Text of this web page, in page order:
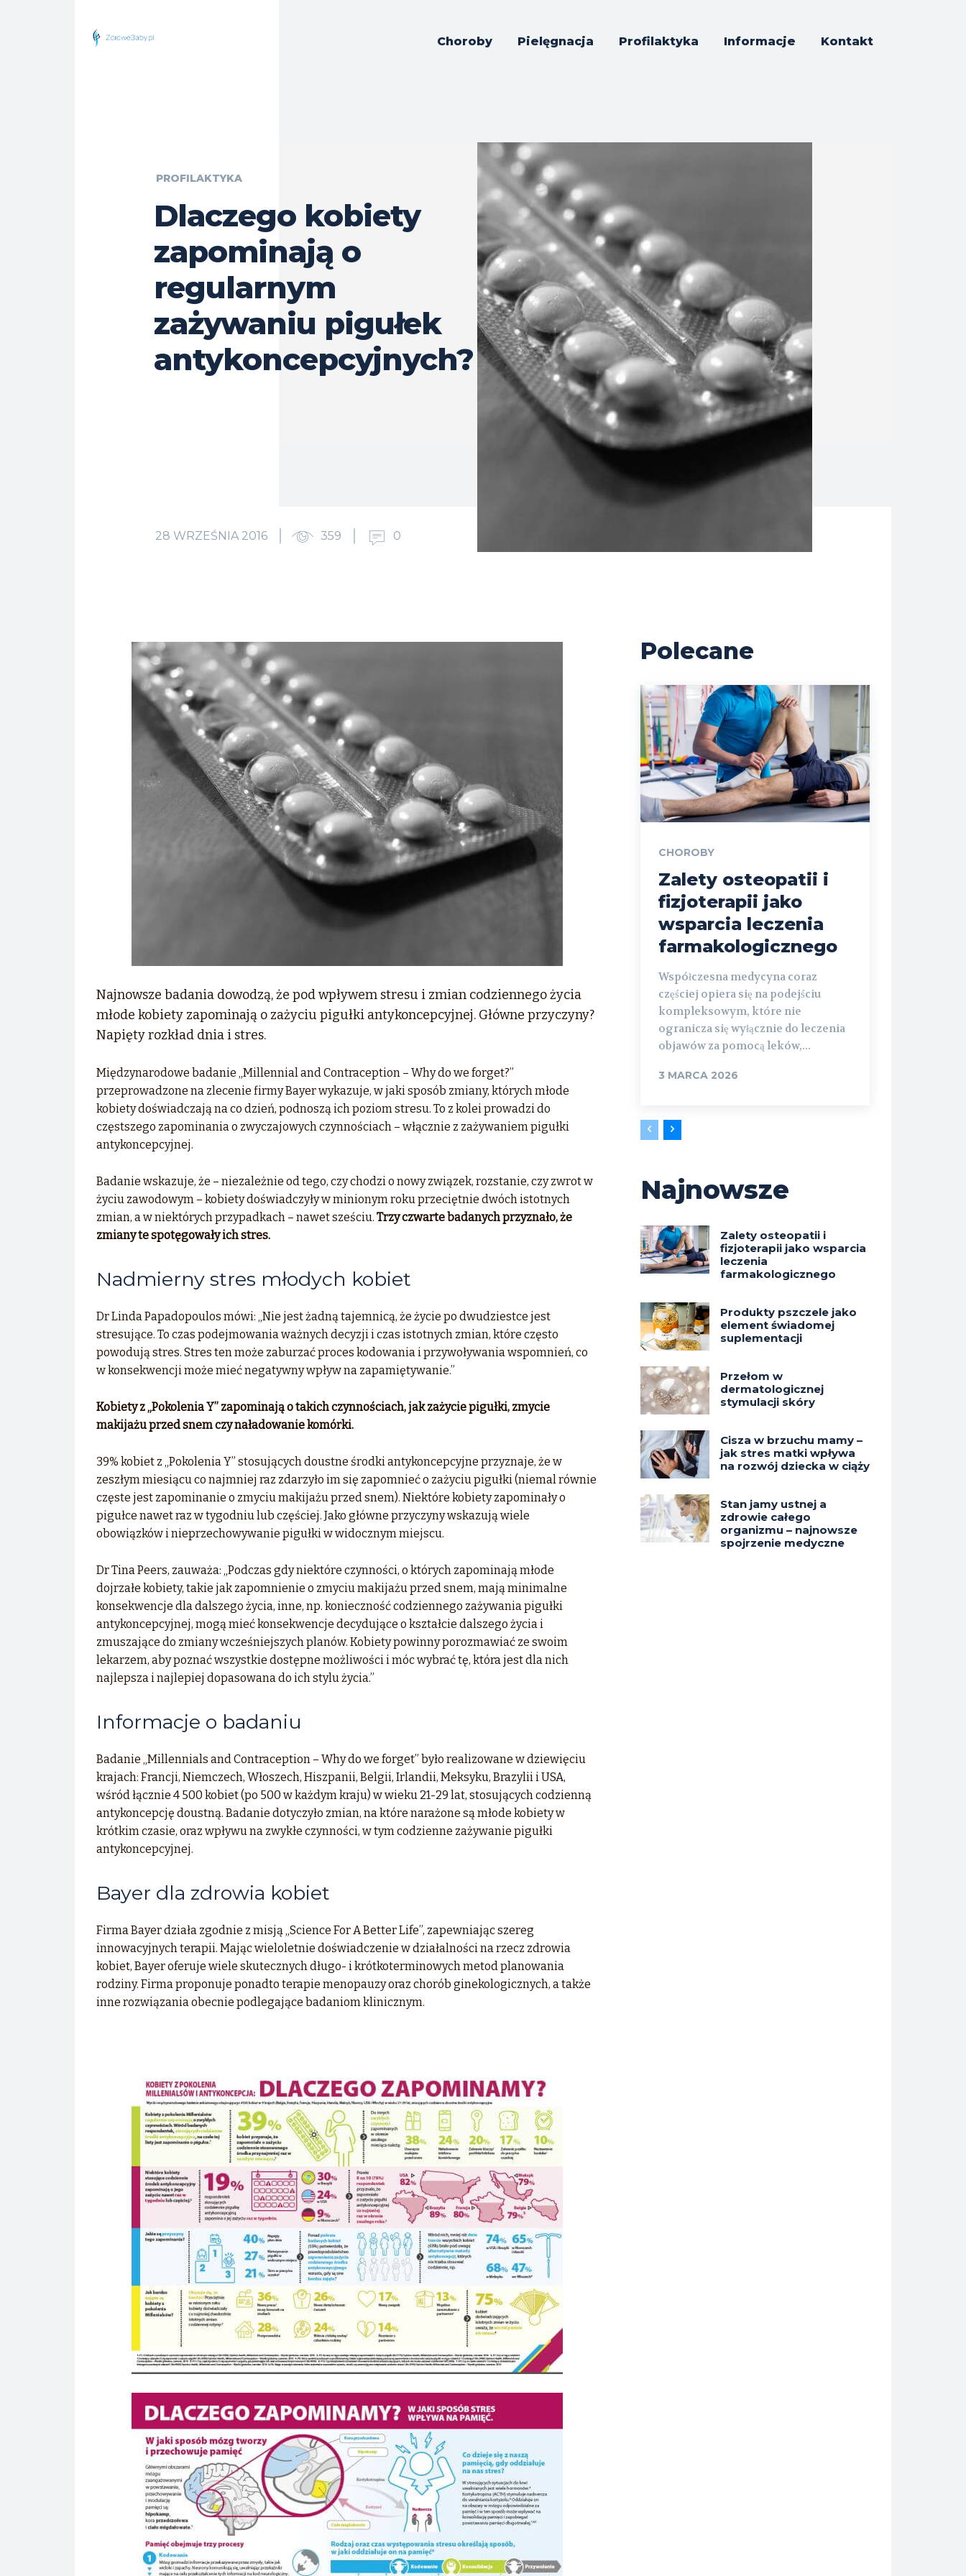
Choroby Pielęgnacja Profilaktyka Informacje Kontakt
PROFILAKTYKA
Dlaczego kobiety
zapominają o
regularnym
zażywaniu pigułek
antykoncepcyjnych?
28 WRZEŚNIA 2016 359 0
Najnowsze badania dowodzą, że pod wpływem stresu i zmian codziennego życia
młode kobiety zapominają o zażyciu pigułki antykoncepcyjnej. Główne przyczyny?
Napięty rozkład dnia i stres.
Międzynarodowe badanie „Millennial and Contraception – Why do we forget?”
przeprowadzone na zlecenie firmy Bayer wykazuje, w jaki sposób zmiany, których młode
kobiety doświadczają na co dzień, podnoszą ich poziom stresu. To z kolei prowadzi do
częstszego zapominania o zwyczajowych czynnościach – włącznie z zażywaniem pigułki
antykoncepcyjnej.
Badanie wskazuje, że – niezależnie od tego, czy chodzi o nowy związek, rozstanie, czy zwrot w
życiu zawodowym – kobiety doświadczyły w minionym roku przeciętnie dwóch istotnych
zmian, a w niektórych przypadkach – nawet sześciu. Trzy czwarte badanych przyznało, że
zmiany te spotęgowały ich stres.
Nadmierny stres młodych kobiet
Dr Linda Papadopoulos mówi: „Nie jest żadną tajemnicą, że życie po dwudziestce jest
stresujące. To czas podejmowania ważnych decyzji i czas istotnych zmian, które często
powodują stres. Stres ten może zaburzać proces kodowania i przywoływania wspomnień, co
w konsekwencji może mieć negatywny wpływ na zapamiętywanie.”
Kobiety z „Pokolenia Y” zapominają o takich czynnościach, jak zażycie pigułki, zmycie
makijażu przed snem czy naładowanie komórki.
39% kobiet z „Pokolenia Y” stosujących doustne środki antykoncepcyjne przyznaje, że w
zeszłym miesiącu co najmniej raz zdarzyło im się zapomnieć o zażyciu pigułki (niemal równie
częste jest zapominanie o zmyciu makijażu przed snem). Niektóre kobiety zapominały o
pigułce nawet raz w tygodniu lub częściej. Jako główne przyczyny wskazują wiele
obowiązków i nieprzechowywanie pigułki w widocznym miejscu.
Dr Tina Peers, zauważa: „Podczas gdy niektóre czynności, o których zapominają młode
dojrzałe kobiety, takie jak zapomnienie o zmyciu makijażu przed snem, mają minimalne
konsekwencje dla dalszego życia, inne, np. konieczność codziennego zażywania pigułki
antykoncepcyjnej, mogą mieć konsekwencje decydujące o kształcie dalszego życia i
zmuszające do zmiany wcześniejszych planów. Kobiety powinny porozmawiać ze swoim
lekarzem, aby poznać wszystkie dostępne możliwości i móc wybrać tę, która jest dla nich
najlepsza i najlepiej dopasowana do ich stylu życia.”
Informacje o badaniu
Badanie „Millennials and Contraception – Why do we forget” było realizowane w dziewięciu
krajach: Francji, Niemczech, Włoszech, Hiszpanii, Belgii, Irlandii, Meksyku, Brazylii i USA,
wśród łącznie 4 500 kobiet (po 500 w każdym kraju) w wieku 21-29 lat, stosujących codzienną
antykoncepcję doustną. Badanie dotyczyło zmian, na które narażone są młode kobiety w
krótkim czasie, oraz wpływu na zwykłe czynności, w tym codzienne zażywanie pigułki
antykoncepcyjnej.
Bayer dla zdrowia kobiet
Firma Bayer działa zgodnie z misją „Science For A Better Life”, zapewniając szereg
innowacyjnych terapii. Mając wieloletnie doświadczenie w działalności na rzecz zdrowia
kobiet, Bayer oferuje wiele skutecznych długo- i krótkoterminowych metod planowania
rodziny. Firma proponuje ponadto terapie menopauzy oraz chorób ginekologicznych, a także
inne rozwiązania obecnie podlegające badaniom klinicznym.
Polecane
CHOROBY
Zalety osteopatii i
fizjoterapii jako
wsparcia leczenia
farmakologicznego
Współczesna medycyna coraz
częściej opiera się na podejściu
kompleksowym, które nie
ogranicza się wyłącznie do leczenia
objawów za pomocą leków,...
3 MARCA 2026
Najnowsze
Zalety osteopatii i
fizjoterapii jako wsparcia
leczenia
farmakologicznego
Produkty pszczele jako
element świadomej
suplementacji
Przełom w
dermatologicznej
stymulacji skóry
Cisza w brzuchu mamy –
jak stres matki wpływa
na rozwój dziecka w ciąży
Stan jamy ustnej a
zdrowie całego
organizmu – najnowsze
spojrzenie medyczne